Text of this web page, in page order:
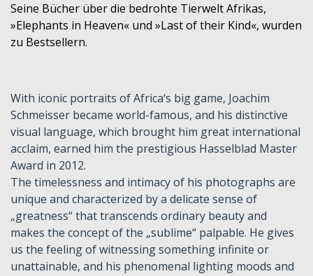
Seine Bücher über die bedrohte Tierwelt Afrikas,
»Elephants in Heaven« und »Last of their Kind«, wurden
zu Bestsellern.
With iconic portraits of Africa‘s big game, Joachim
Schmeisser became world-famous, and his distinctive
visual language, which brought him great international
acclaim, earned him the prestigious Hasselblad Master
Award in 2012.
The timelessness and intimacy of his photographs are
unique and characterized by a delicate sense of
„greatness“ that transcends ordinary beauty and
makes the concept of the „sublime“ palpable. He gives
us the feeling of witnessing something infinite or
unattainable, and his phenomenal lighting moods and